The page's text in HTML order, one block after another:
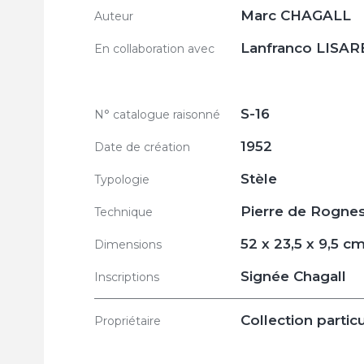
Auteur Marc CHAGALL
En collaboration avec Lanfranco
N° catalogue raisonné S-16
Date de création 1952
Typologie Stèle
Technique Pierre de
Dimensions 52 x 23,5 x 9,5
Inscriptions Signée Chagall
Propriétaire Collection